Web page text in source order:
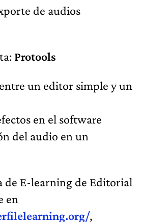
de audios
Protools
un editor simple y un
en el software
del audio en un
de E-learning de Editorial
en
,